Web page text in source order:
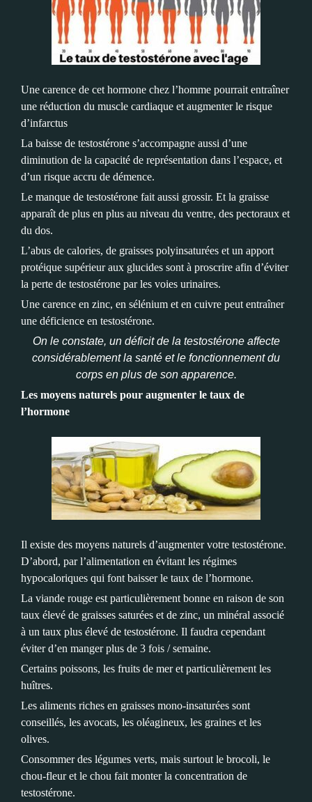
Une carence de cet hormone chez l’homme pourrait entraîner
une réduction du muscle cardiaque et augmenter le risque
d’infarctus
La baisse de testostérone s’accompagne aussi d’une
diminution de la capacité de représentation dans l’espace, et
d’un risque accru de démence.
Le manque de testostérone fait aussi grossir. Et la graisse
apparaît de plus en plus au niveau du ventre, des pectoraux et
du dos.
L’abus de calories, de graisses polyinsaturées et un apport
protéique supérieur aux glucides sont à proscrire afin d’éviter
la perte de testostérone par les voies urinaires.
Une carence en zinc, en sélénium et en cuivre peut entraîner
une déficience en testostérone.
On le constate, un déficit de la testostérone affecte
considérablement la santé et le fonctionnement du
corps en plus de son apparence.
Les moyens naturels pour augmenter le taux de
l’hormone
Il existe des moyens naturels d’augmenter votre testostérone.
D’abord, par l’alimentation en évitant les régimes
hypocaloriques qui font baisser le taux de l’hormone.
La viande rouge est particulièrement bonne en raison de son
taux élevé de graisses saturées et de zinc, un minéral associé
à un taux plus élevé de testostérone. Il faudra cependant
éviter d’en manger plus de 3 fois / semaine.
Certains poissons, les fruits de mer et particulièrement les
huîtres.
Les aliments riches en graisses mono-insaturées sont
conseillés, les avocats, les oléagineux, les graines et les
olives.
Consommer des légumes verts, mais surtout le brocoli, le
chou-fleur et le chou fait monter la concentration de
testostérone.